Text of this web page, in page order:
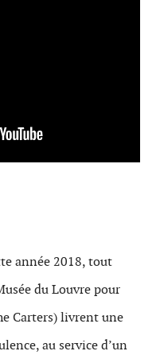
année 2018, tout
du Louvre pour
Carters) livrent une
au service d’un